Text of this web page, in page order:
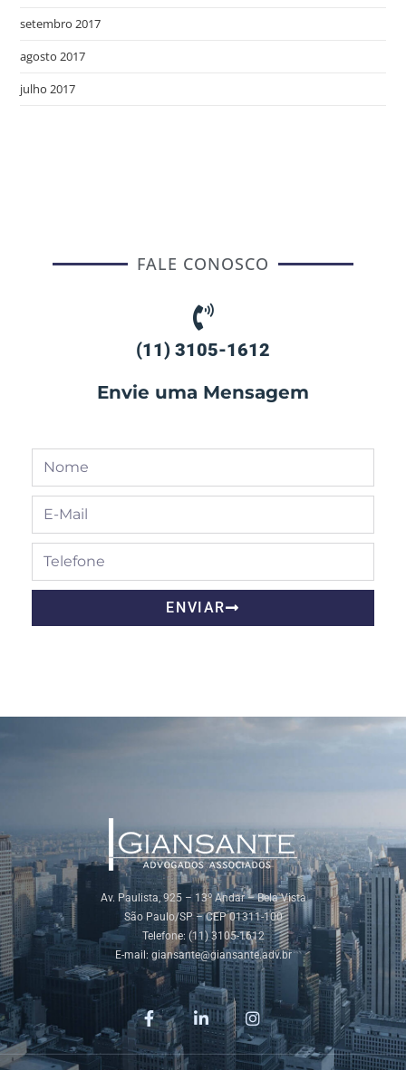
setembro 2017
agosto 2017
julho 2017
FALE CONOSCO
(11) 3105-1612
Envie uma Mensagem
ENVIAR
Av. Paulista, 925 – 13º Andar – Bela Vista
São Paulo/SP – CEP 01311-100
Telefone: (11) 3105-1612
E-mail: giansante@giansante.adv.br